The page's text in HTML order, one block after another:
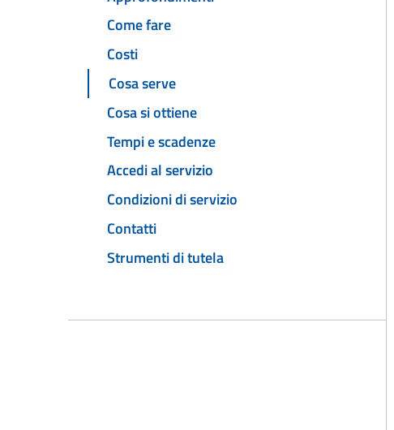
Come fare
Costi
Cosa serve
Cosa si ottiene
Tempi e scadenze
Accedi al servizio
Condizioni di servizio
Contatti
Strumenti di tutela